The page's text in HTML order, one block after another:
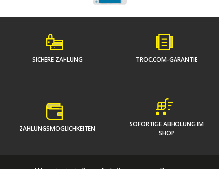
SICHERE ZAHLUNG TROC.COM-GARANTIE
ZAHLUNGSMÖGLICHKEITEN
SOFORTIGE ABHOLUNG IM
SHOP